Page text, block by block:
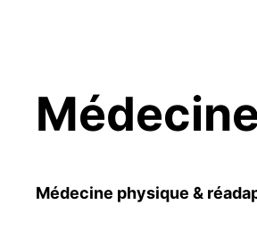
Médecine physique &